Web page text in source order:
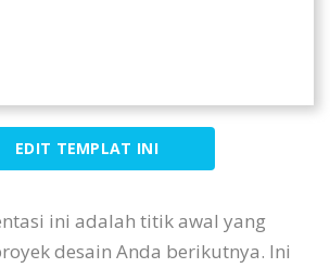
EDIT TEMPLAT INI
ini adalah titik awal yang
desain Anda berikutnya. Ini